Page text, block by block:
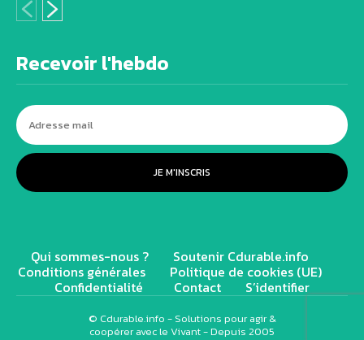
Recevoir l'hebdo
JE M'INSCRIS
Qui sommes-nous ? Soutenir Cdurable.info
Conditions générales Politique de cookies (UE)
Confidentialité Contact S’identifier
© Cdurable.info - Solutions pour agir &
coopérer avec le Vivant - Depuis 2005